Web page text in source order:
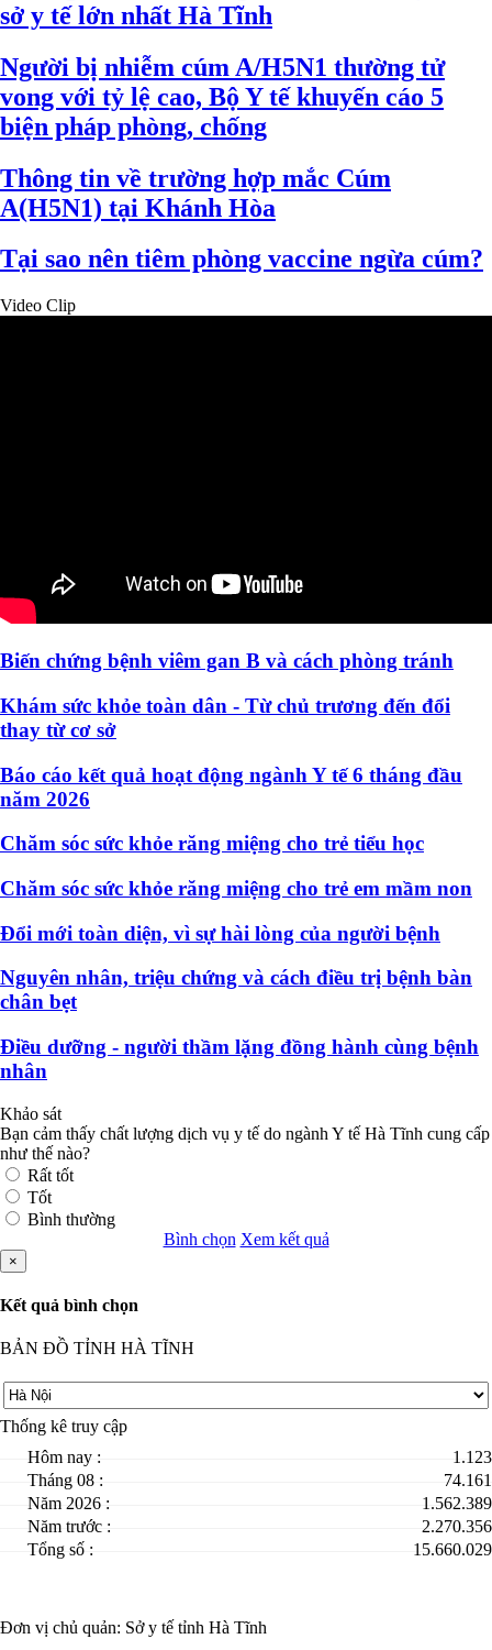
sở y tế lớn nhất Hà Tĩnh
Người bị nhiễm cúm A/H5N1 thường tử
vong với tỷ lệ cao, Bộ Y tế khuyến cáo 5
biện pháp phòng, chống
Thông tin về trường hợp mắc Cúm
A(H5N1) tại Khánh Hòa
Tại sao nên tiêm phòng vaccine ngừa cúm?
Video Clip
Biến chứng bệnh viêm gan B và cách phòng tránh
Khám sức khỏe toàn dân - Từ chủ trương đến đổi
thay từ cơ sở
Báo cáo kết quả hoạt động ngành Y tế 6 tháng đầu
năm 2026
Chăm sóc sức khỏe răng miệng cho trẻ tiểu học
Chăm sóc sức khỏe răng miệng cho trẻ em mầm non
Đổi mới toàn diện, vì sự hài lòng của người bệnh
Nguyên nhân, triệu chứng và cách điều trị bệnh bàn
chân bẹt
Điều dưỡng - người thầm lặng đồng hành cùng bệnh
nhân
Khảo sát
Bạn cảm thấy chất lượng dịch vụ y tế do ngành Y tế Hà Tĩnh cung cấp
như thế nào?
Rất tốt
Tốt
Bình thường
Bình chọn Xem kết quả
×
Kết quả bình chọn
BẢN ĐỒ TỈNH HÀ TĨNH
Thống kê truy cập
Hôm nay :
1.123
Tháng 08 :
74.161
Năm 2026 :
1.562.389
Năm trước :
2.270.356
Tổng số :
15.660.029
Đơn vị chủ quản: Sở y tế tỉnh Hà Tĩnh